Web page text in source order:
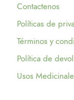
Contactenos
Políticas de
Términos y
Política de
Usos